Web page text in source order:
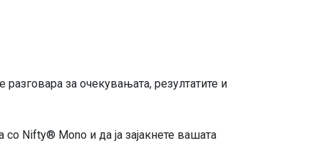
за очекувањата, резултатите и
Nifty® Mono и да ја зајакнете вашата